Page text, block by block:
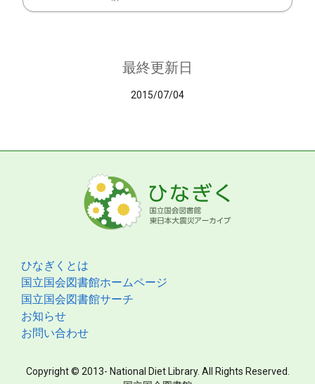
最終更新日
2015/07/04
ひなぎくとは
国立国会図書館ホームページ
国立国会図書館サーチ
お知らせ
お問い合わせ
Copyright © 2013- National Diet Library. All Rights Reserved.